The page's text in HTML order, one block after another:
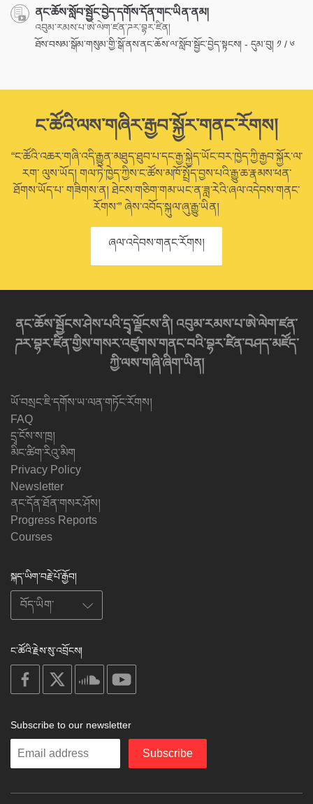
ནང་ཆོས་སློབ་སྦྱོང་བྱེད་དགོས་དོན་གང་ཡིན་ནམ།
འབུམ་རམས་པ་ཨེ་ལེག་ཛན་ཌར་བྷར་ཛིན།
ཐོས་བསམ་སྒོམ་གསུམ་གྱི་སྒོ་ནས་ནང་ཆོས་ལ་སློབ་སྦྱོང་བྱེད་སྟངས། - དུམ་བུ། ༡ / ༦
ང་ཚོའི་ལས་གཞིར་རྒྱབ་སྐྱོར་གནང་རོགས།
“ང་ཚོའི་འཆར་གཞི་འདི་རྒྱུན་མཐུད་ཐུབ་པ་དང་རྒྱ་སྐྱེད་ཡོང་བར་ཁྱེད་ཀྱི་རྒྱབ་སྐྱོར་ལ་
རག་ ལུས་ཡོད། གལ་ཏེ་ཁྱེད་ཀྱིས་ང་ཚོས་མཁོ་སྤྲོད་བྱས་པའི་རྒྱུ་ཆ་རྣམས་ཕན་
ཐོགས་ཡོད་པ་ གཟིགས་ན། ཐེངས་གཅིག་གམ་ཡང་ན་ཟླ་རེའི་ཞལ་འདེབས་གནང་
རོགས་” ཞེས་འབོད་སྐུལ་ཞུ་རྒྱུ་ཡིན།
ཞལ་འདེབས་གནང་རོགས།
ནང་ཆོས་སྦྱོངས་ཤེས་པའི་དྲྭ་ལྗོངས་ནི། འབུམ་རམས་པ་ཨེ་ལེག་ཛན་
ཌར་བྷར་ཛིན་གྱིས་གསར་འཛུགས་གནང་བའི་བྷར་ཛིན་བཤད་མཛོད་
ཀྱི་ལས་གཞི་ཞིག་ཡིན།
ཡོ་བསྲང་ཇི་དགོས་ཡ་ལན་གཏོང་རོགས།
FAQ
དྲྭ་ངོས་ས་ཁྲ།
མིང་ཚིག་རིའུ་མིག
Privacy Policy
Newsletter
ནང་དོན་ཐོན་གསར་ཤོས།
Progress Reports
Courses
སྐད་ཡིག་བརྗེ་པོ་རྒྱོབ།
ང་ཚོའི་རྗེས་སུ་འབྲོངས།
on
facebook
soundcloud
Subscribe to our newsletter
Enter
Subscribe